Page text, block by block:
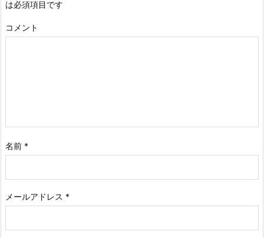
は必須項目です
コメント
名前 *
メールアドレス *